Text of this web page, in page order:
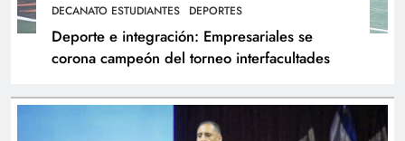
DECANATO ESTUDIANTES DEPORTES
Deporte e integración: Empresariales se
corona campeón del torneo interfacultades